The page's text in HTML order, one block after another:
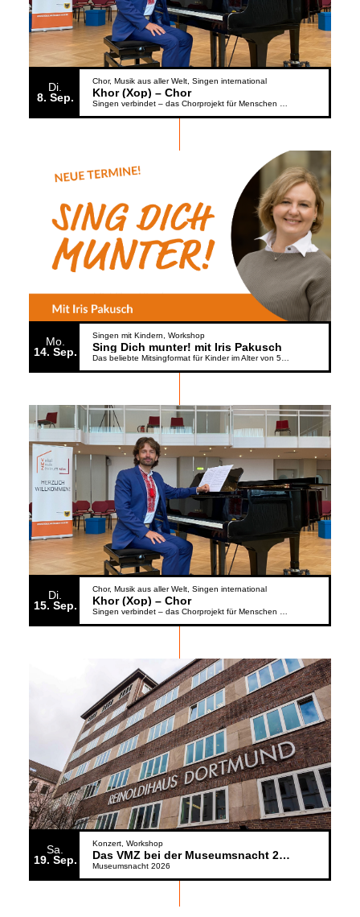
Di.
8 Sep.
Chor Musik aus aller Welt Singen international
Khor (Xop) – Chor
Singen verbindet – das Chorprojekt für Menschen aus der Ukraine
Mo.
14 Sep.
Singen mit Kindern Workshop
Sing Dich munter! mit Iris Pakusch
Das beliebte Mitsingformat für Kinder im Alter von 5 bis 6 Jahren geht weiter
Di.
15 Sep.
Chor Musik aus aller Welt Singen international
Khor (Xop) – Chor
Singen verbindet – das Chorprojekt für Menschen aus der Ukraine
Sa.
19 Sep.
Konzert Workshop
Das VMZ bei der Museumsnacht 2026
Museumsnacht 2026